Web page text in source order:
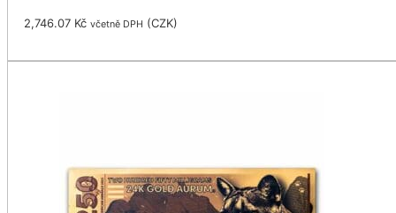
2,746.07 Kč včetně DPH (CZK)